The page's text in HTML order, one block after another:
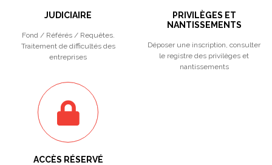
JUDICIAIRE
Fond / Référés / Requêtes.
Traitement de difficultés des
entreprises
PRIVILÈGES ET
NANTISSEMENTS
Déposer une inscription, consulter
le registre des privilèges et
nantissements
ACCÈS RÉSERVÉ